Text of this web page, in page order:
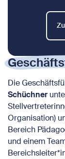
Die
Schüchner
Organisation)
Bereich
und einem